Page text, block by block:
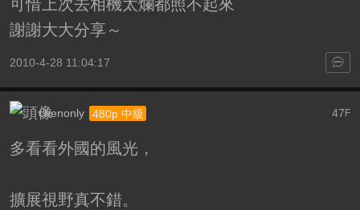
可惜上次去相機太爛都照不起來
謝謝大大分享～
2010-4-28 11:04:17
47 F
chenonly 480p 中級
多看看外國的風光，
擴展視野真不錯。